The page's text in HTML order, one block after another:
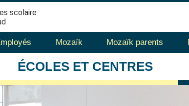
scolaire
Mozaïk Mozaïk parents
ÉCOLES ET CENTRES